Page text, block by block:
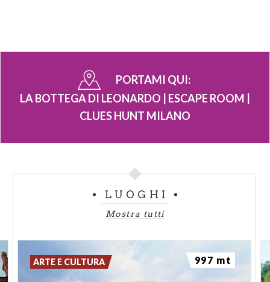
PORTAMI QUI:
LA BOTTEGA DI LEONARDO | ESCAPE ROOM |
CLUES HUNT MILANO
LUOGHI
Mostra tutti
ARTE E CULTURA 997 mt